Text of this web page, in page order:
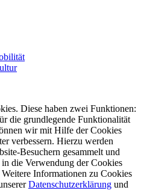
Diese haben zwei Funktionen:
die grundlegende Funktionalität
wir mit Hilfe der Cookies
verbessern. Hierzu werden
Besuchern gesammelt und
die Verwendung der Cookies
Informationen zu Cookies
Datenschutzerklärung und